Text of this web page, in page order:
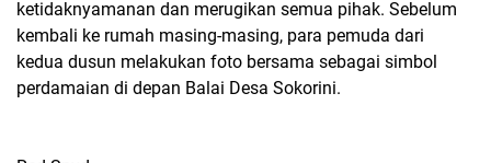
ketidaknyamanan dan merugikan semua pihak. Sebelum
kembali ke rumah masing-masing, para pemuda dari
kedua dusun melakukan foto bersama sebagai simbol
perdamaian di depan Balai Desa Sokorini.